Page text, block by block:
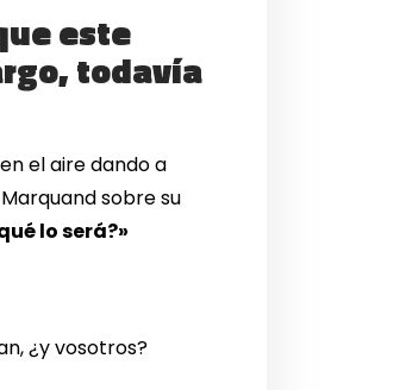
este
todavía
el aire dando a
sobre su
lo será?»
¿y vosotros?